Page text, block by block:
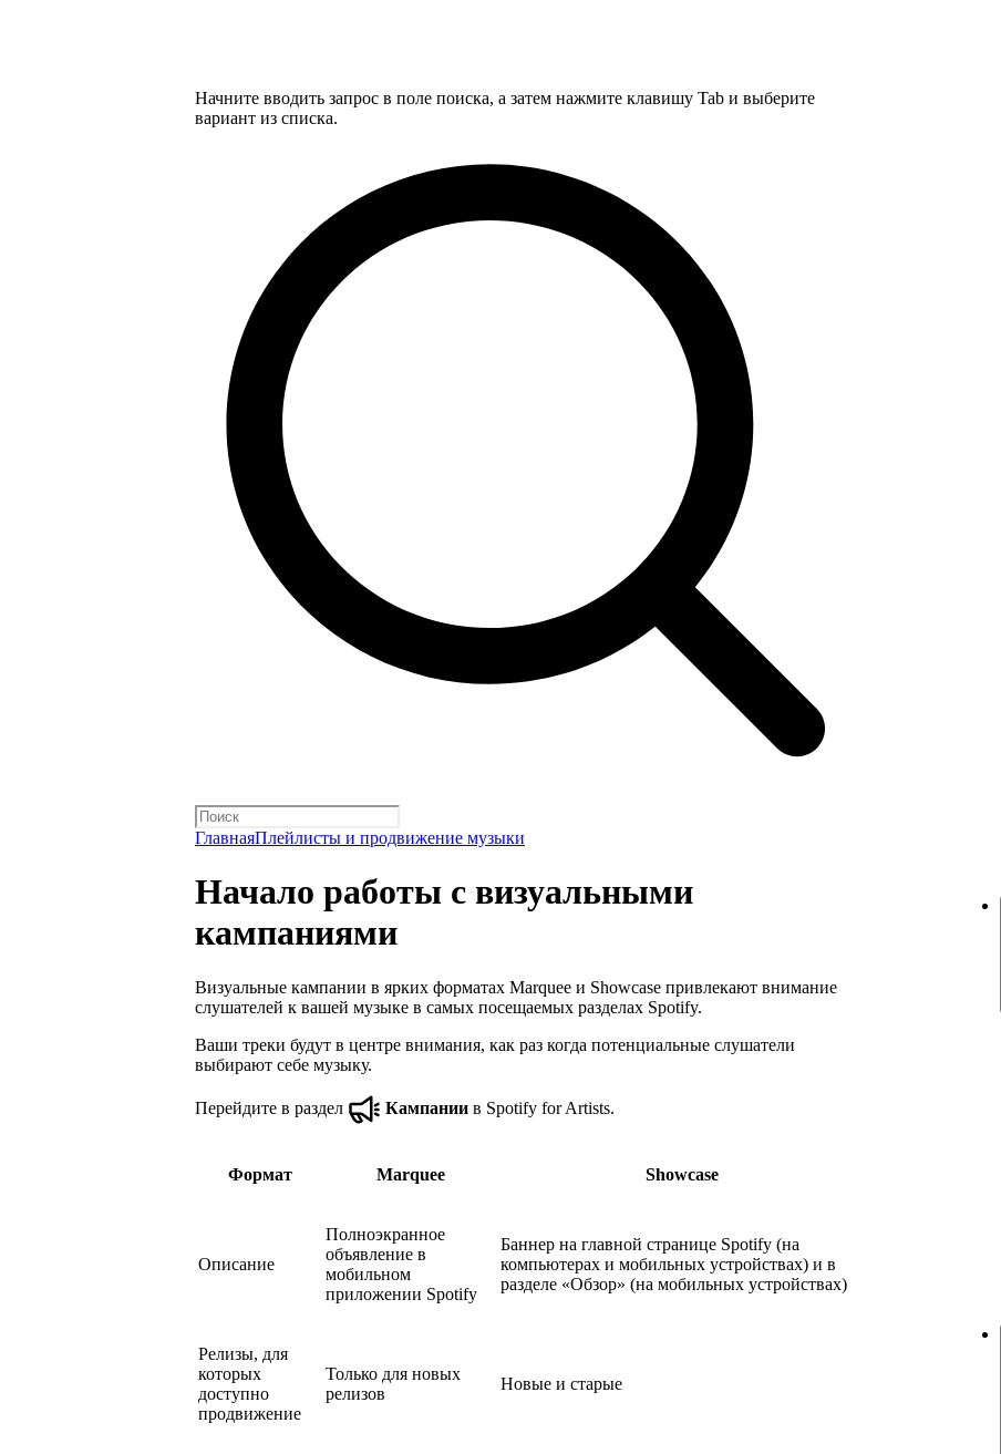
Начните вводить запрос в поле поиска, а затем нажмите клавишу Tab и выберите
вариант из списка.
ГлавнаяПлейлисты и продвижение музыки
Начало работы с визуальными
кампаниями
Визуальные кампании в ярких форматах Marquee и Showcase привлекают внимание
слушателей к вашей музыке в самых посещаемых разделах Spotify.
Ваши треки будут в центре внимания, как раз когда потенциальные слушатели
выбирают себе музыку.
Перейдите в раздел Кампании в Spotify for Artists.
Формат Marquee Showcase
Описание
Полноэкранное
объявление в
мобильном
приложении Spotify
Баннер на главной странице Spotify (на
компьютерах и мобильных устройствах) и в
разделе «Обзор» (на мобильных устройствах)
Релизы, для
которых
доступно
продвижение
Только для новых
релизов
Новые и старые